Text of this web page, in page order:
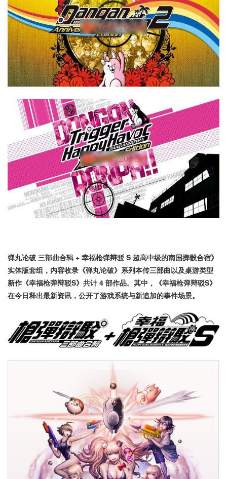
弹丸论破 三部曲合辑 + 幸福枪弹辩驳 S 超高中级的南国掷骰合宿》
实体版套组，内容收录《弹丸论破》系列本传三部曲以及桌游类型
新作《幸福枪弹辩驳S》共计 4 部作品。其中，《幸福枪弹辩驳S》
在今日释出最新资讯，公开了游戏系统与新追加的事件场景。